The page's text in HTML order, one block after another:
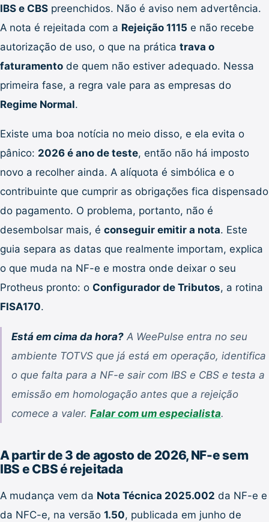
IBS e CBS preenchidos. Não é aviso nem advertência.
A nota é rejeitada com a Rejeição 1115 e não recebe
autorização de uso, o que na prática trava o
faturamento de quem não estiver adequado. Nessa
primeira fase, a regra vale para as empresas do
Regime Normal.
Existe uma boa notícia no meio disso, e ela evita o
pânico: 2026 é ano de teste, então não há imposto
novo a recolher ainda. A alíquota é simbólica e o
contribuinte que cumprir as obrigações fica dispensado
do pagamento. O problema, portanto, não é
desembolsar mais, é conseguir emitir a nota. Este
guia separa as datas que realmente importam, explica
o que muda na NF-e e mostra onde deixar o seu
Protheus pronto: o Configurador de Tributos, a rotina
FISA170.
Está em cima da hora? A WeePulse entra no seu
ambiente TOTVS que já está em operação, identifica
o que falta para a NF-e sair com IBS e CBS e testa a
emissão em homologação antes que a rejeição
comece a valer. Falar com um especialista.
A partir de 3 de agosto de 2026, NF-e sem
IBS e CBS é rejeitada
A mudança vem da Nota Técnica 2025.002 da NF-e e
da NFC-e, na versão 1.50, publicada em junho de